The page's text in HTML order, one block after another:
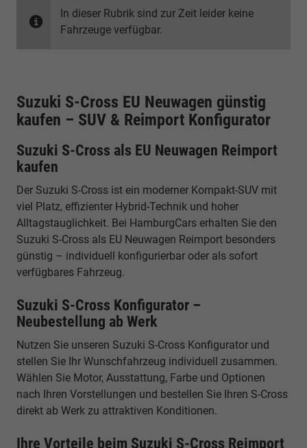
In dieser Rubrik sind zur Zeit leider keine
Fahrzeuge verfügbar.
Suzuki S-Cross EU Neuwagen günstig
kaufen – SUV & Reimport Konfigurator
Suzuki S-Cross als EU Neuwagen Reimport
kaufen
Der Suzuki S-Cross ist ein moderner Kompakt-SUV mit
viel Platz, effizienter Hybrid-Technik und hoher
Alltagstauglichkeit. Bei HamburgCars erhalten Sie den
Suzuki S-Cross als EU Neuwagen Reimport besonders
günstig – individuell konfigurierbar oder als sofort
verfügbares Fahrzeug.
Suzuki S-Cross Konfigurator –
Neubestellung ab Werk
Nutzen Sie unseren Suzuki S-Cross Konfigurator und
stellen Sie Ihr Wunschfahrzeug individuell zusammen.
Wählen Sie Motor, Ausstattung, Farbe und Optionen
nach Ihren Vorstellungen und bestellen Sie Ihren S-Cross
direkt ab Werk zu attraktiven Konditionen.
Ihre Vorteile beim Suzuki S-Cross Reimport